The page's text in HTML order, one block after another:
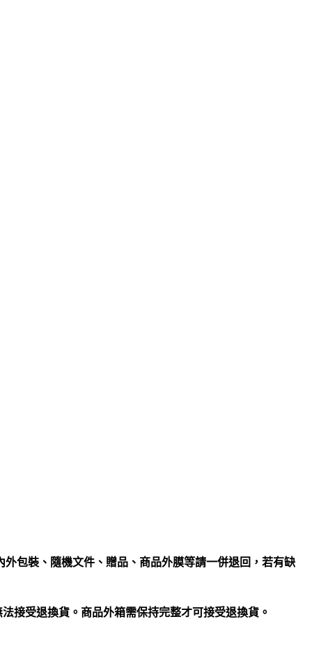
包裝、隨機文件、贈品、商品外膜等請一併退回，若有缺
接受退換貨。商品外箱需保持完整才可接受退換貨。